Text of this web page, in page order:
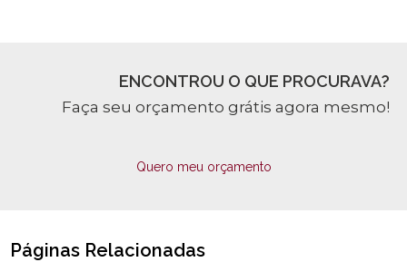
ENCONTROU O QUE PROCURAVA?
Faça seu orçamento grátis agora mesmo!
Quero meu orçamento
Páginas Relacionadas